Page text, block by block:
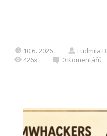
10.6. 2026
Ludmila
426x
0 Komentářů